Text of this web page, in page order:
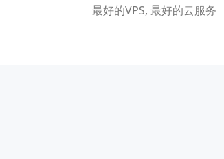
最好的VPS, 最好的云服务